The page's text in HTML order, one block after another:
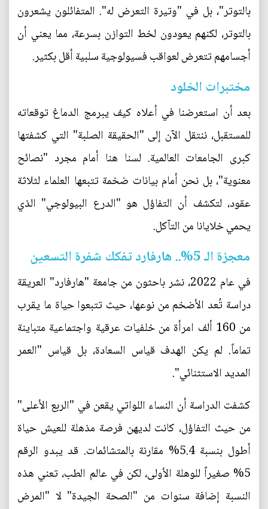
بالتوتر"، بل في "وتيرة التعرض له". المتفائلون يشعرون
بالتوتر، لكنهم يعودون لخط التوازن بسرعة، مما يعني أن
أجسامهم تتعرض لعواقب فسيولوجية سلبية أقل بكثير.
مختبرات الخلود
بعد أن استعرضنا في أعلاه كيف يبرمج الدماغ توقعاته
للمستقبل، ننتقل الآن إلى "الحقيقة الصلبة" التي كشفتها
كبرى الجامعات العالمية. لسنا هنا أمام مجرد "نصائح
معنوية"، بل نحن أمام بيانات ضخمة تتبعها العلماء لثلاثة
عقود، لتكشف أن التفاؤل هو "الدرع البيولوجي" الذي
يحمي خلايانا من التآكل.
معجزة الـ 5%.. هارفارد تفكك شفرة التسعين
في عام 2022، نشر باحثون من جامعة "هارفارد" العريقة
دراسة تُعد الأضخم من نوعها، حيث تتبعوا حياة ما يقرب
من 160 ألف امرأة من خلفيات عرقية واجتماعية متباينة
تماماً. لم يكن الهدف قياس السعادة، بل قياس "العمر
المديد الاستثنائي".
كشفت الدراسة أن النساء اللواتي يقعن في "الربع الأعلى"
من حيث التفاؤل، كانت لديهن فرصة مذهلة للعيش حياة
أطول بنسبة 5.4% مقارنة بالمتشائمات. قد يبدو الرقم
5% صغيراً للوهلة الأولى، لكن في عالم الطب، تعني هذه
النسبة إضافة سنوات من "الصحة الجيدة" لا "المرض